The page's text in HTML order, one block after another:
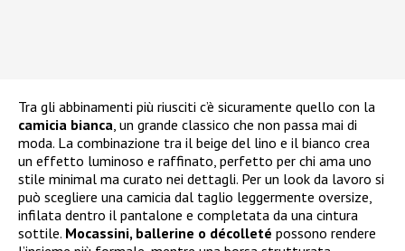
Tra gli abbinamenti più riusciti c’è sicuramente quello con la
camicia bianca , un grande classico che non passa mai di
moda. La combinazione tra il beige del lino e il bianco crea
un effetto luminoso e raffinato, perfetto per chi ama uno
stile minimal ma curato nei dettagli. Per un look da lavoro si
può scegliere una camicia dal taglio leggermente oversize,
infilata dentro il pantalone e completata da una cintura
sottile. Mocassini, ballerine o décolleté possono rendere